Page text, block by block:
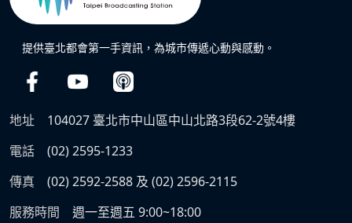
提供臺北都會第一手資訊，為城市傳遞心動與感動。
地址
104027 臺北市中山區中山北路3段62-2號4樓
電話
(02) 2595-1233
傳真
(02) 2592-2588 及 (02) 2596-2115
服務時間
週一至週五 9:00~18:00